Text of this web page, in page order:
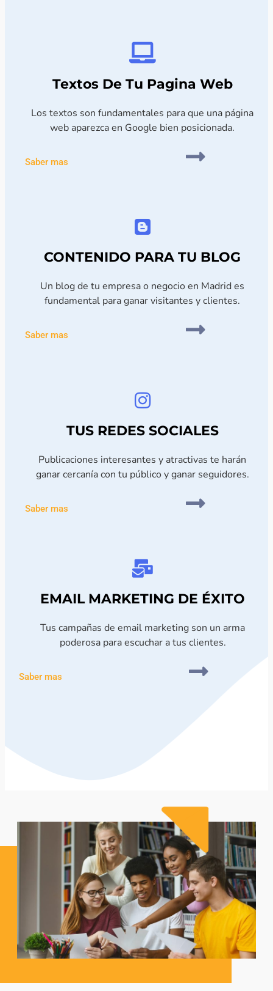
Textos De Tu Pagina Web
Los textos son fundamentales para que una página
web aparezca en Google bien posicionada.
Saber mas
CONTENIDO PARA TU BLOG
Un blog de tu empresa o negocio en Madrid es
fundamental para ganar visitantes y clientes.
Saber mas
TUS REDES SOCIALES
Publicaciones interesantes y atractivas te harán
ganar cercanía con tu público y ganar seguidores.
Saber mas
EMAIL MARKETING DE ÉXITO
Tus campañas de email marketing son un arma
poderosa para escuchar a tus clientes.
Saber mas